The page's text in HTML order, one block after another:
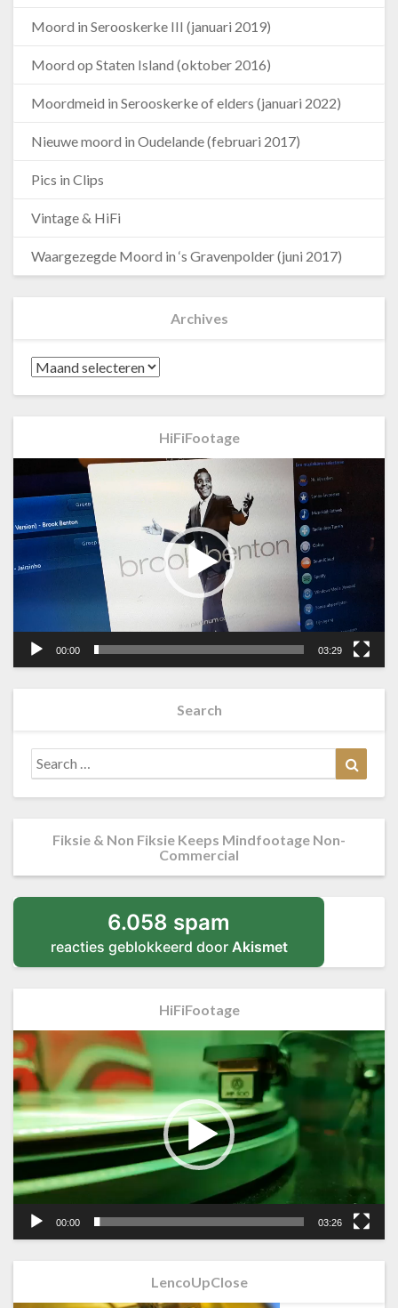
Moord in Serooskerke III (januari 2019)
Moord op Staten Island (oktober 2016)
Moordmeid in Serooskerke of elders (januari 2022)
Nieuwe moord in Oudelande (februari 2017)
Pics in Clips
Vintage & HiFi
Waargezegde Moord in ‘s Gravenpolder (juni 2017)
Archives
HiFiFootage
Videospeler
00:00 03:29
Search
Search
for:
Fiksie & Non Fiksie Keeps Mindfootage Non-
Commercial
6.058 spam
reacties geblokkeerd door Akismet
HiFiFootage
Videospeler
00:00 03:26
LencoUpClose